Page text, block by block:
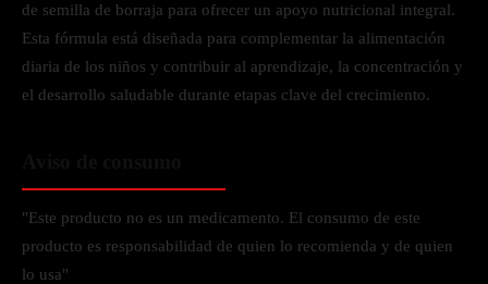
de semilla de borraja para ofrecer un apoyo nutricional integral.
Esta fórmula está diseñada para complementar la alimentación
diaria de los niños y contribuir al aprendizaje, la concentración y
el desarrollo saludable durante etapas clave del crecimiento.
"Este producto no es un medicamento. El consumo de este
producto es responsabilidad de quien lo recomienda y de quien
lo usa"